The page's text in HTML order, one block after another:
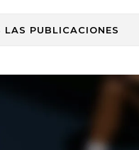
LAS PUBLICACIONES